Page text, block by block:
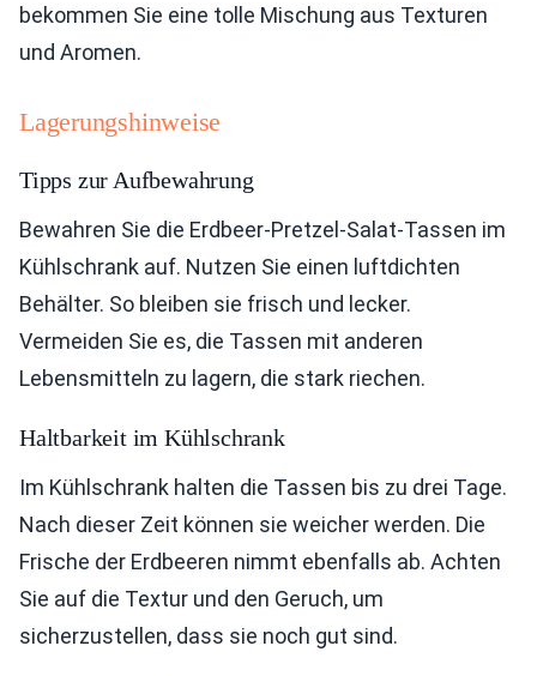
bekommen Sie eine tolle Mischung aus Texturen
und Aromen.
Lagerungshinweise
Tipps zur Aufbewahrung
Bewahren Sie die Erdbeer-Pretzel-Salat-Tassen im
Kühlschrank auf. Nutzen Sie einen luftdichten
Behälter. So bleiben sie frisch und lecker.
Vermeiden Sie es, die Tassen mit anderen
Lebensmitteln zu lagern, die stark riechen.
Haltbarkeit im Kühlschrank
Im Kühlschrank halten die Tassen bis zu drei Tage.
Nach dieser Zeit können sie weicher werden. Die
Frische der Erdbeeren nimmt ebenfalls ab. Achten
Sie auf die Textur und den Geruch, um
sicherzustellen, dass sie noch gut sind.